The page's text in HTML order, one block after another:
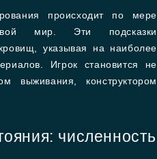
происходит по мере
мир. Эти подсказки
указывая на наиболее
Игрок становится не
выживания, конструктором
численность